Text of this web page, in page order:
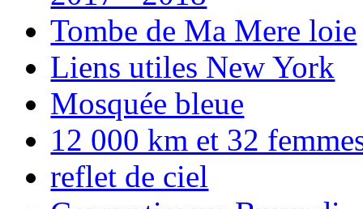
Tombe de Ma Mere loie
Liens utiles New York
Mosquée bleue
12 000 km et 32
reflet de ciel